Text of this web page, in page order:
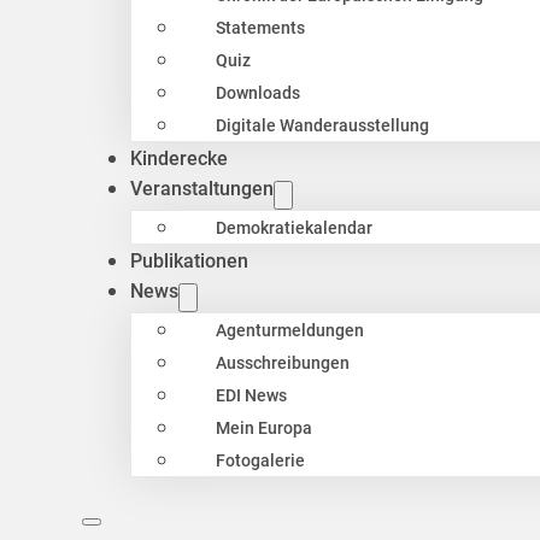
Statements
Quiz
Downloads
Digitale Wanderausstellung
Kinderecke
Veranstaltungen
Demokratiekalendar
Publikationen
News
Agenturmeldungen
Ausschreibungen
EDI News
Mein Europa
Fotogalerie